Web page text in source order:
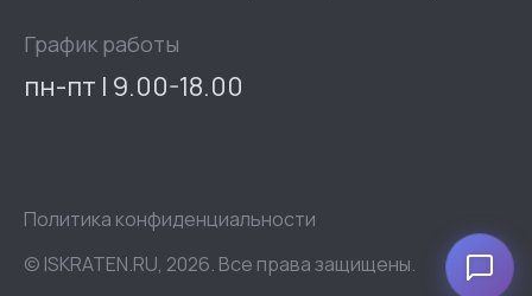
График работы
пн-пт | 9.00-18.00
© ISKRATEN.RU, 2026. Все права защищены.
Политика конфиденциальности